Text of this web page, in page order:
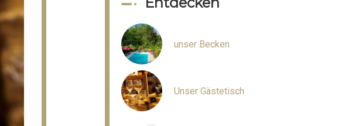
unser Becken
Unser Gästetisch